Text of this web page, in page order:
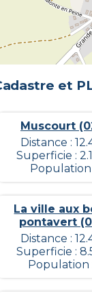
et
Muscourt
Distance :
Superficie :
Population
La ville aux
pontavert
Distance :
Superficie :
Population